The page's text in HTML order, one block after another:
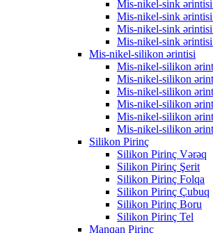
Mis-nikel-sink
Mis-nikel-sink
Mis-nikel-sink
Mis-nikel-sink
Mis-nikel-silikon ərintisi
Mis-nikel-silikon
Mis-nikel-silikon
Mis-nikel-silikon
Mis-nikel-silikon
Mis-nikel-silikon
Mis-nikel-silikon
Silikon Pirinç
Silikon Pirinç Vərəq
Silikon Pirinç Şerit
Silikon Pirinç Folqa
Silikon Pirinç Çubuq
Silikon Pirinç Boru
Silikon Pirinç Tel
Manqan Pirinç